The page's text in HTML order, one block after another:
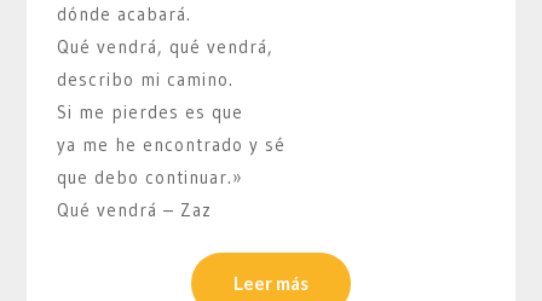
dónde acabará.
Qué vendrá, qué vendrá,
describo mi camino.
Si me pierdes es que
ya me he encontrado y sé
que debo continuar.»
Qué vendrá – Zaz
Leer más